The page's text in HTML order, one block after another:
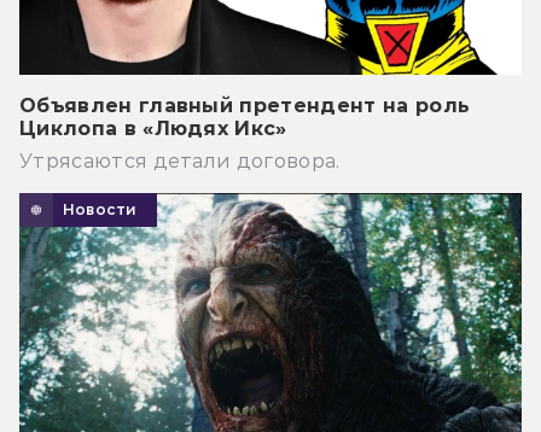
Объявлен главный претендент на роль
Циклопа в «Людях Икс»
Утрясаются детали договора.
Новости